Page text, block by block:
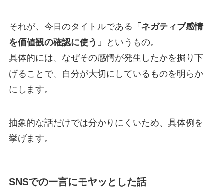
それが、今日のタイトルである 「ネガティブ感情
を価値観の確認に使う」
というもの。
具体的には、なぜその感情が発生したかを掘り下
げることで、自分が大切にしているものを明らか
にします。
抽象的な話だけでは分かりにくいため、具体例を
挙げます。
SNSでの一言にモヤッとした話